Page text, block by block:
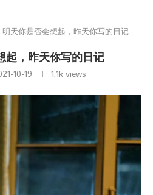
明天你是否会想起，昨天你写的日记
起，昨天你写的日记
10-19 1.1kviews